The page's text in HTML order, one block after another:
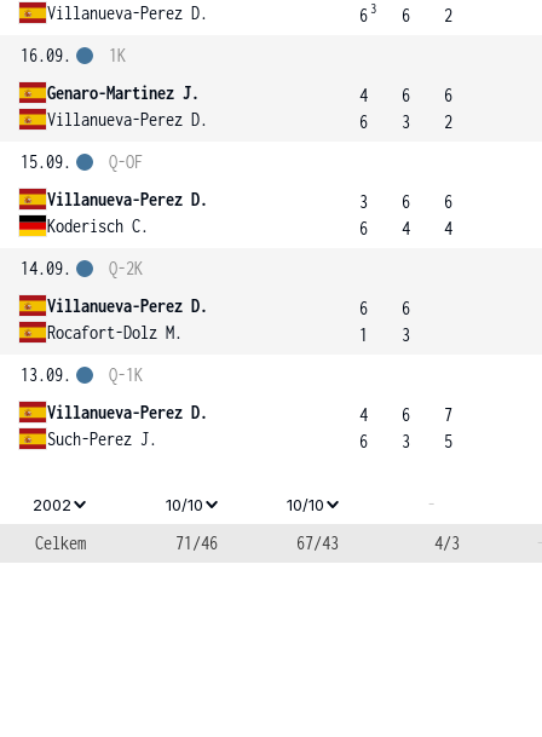
Villanueva-Perez D.
6 3
6
2
16.09.
Genaro-Martinez J.
Villanueva-Perez D.
1K
4
6
6
3
6
2
15.09.
Villanueva-Perez D.
Koderisch C.
Q-OF
3
6
6
4
6
4
14.09.
Villanueva-Perez D.
Rocafort-Dolz M.
Q-2K
6
1
6
3
13.09.
Villanueva-Perez D.
Such-Perez J.
Q-1K
4
6
6
3
7
5
2002 10/10 10/10
-
Celkem
71/46 67/43 4/3